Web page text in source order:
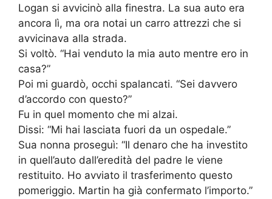
Logan si avvicinò alla finestra. La sua auto era
ancora lì, ma ora notai un carro attrezzi che si
avvicinava alla strada.
Si voltò. “Hai venduto la mia auto mentre ero in
casa?”
Poi mi guardò, occhi spalancati. “Sei davvero
d’accordo con questo?”
Fu in quel momento che mi alzai.
Dissi: “Mi hai lasciata fuori da un ospedale.”
Sua nonna proseguì: “Il denaro che ha investito
in quell’auto dall’eredità del padre le viene
restituito. Ho avviato il trasferimento questo
pomeriggio. Martin ha già confermato l’importo.”